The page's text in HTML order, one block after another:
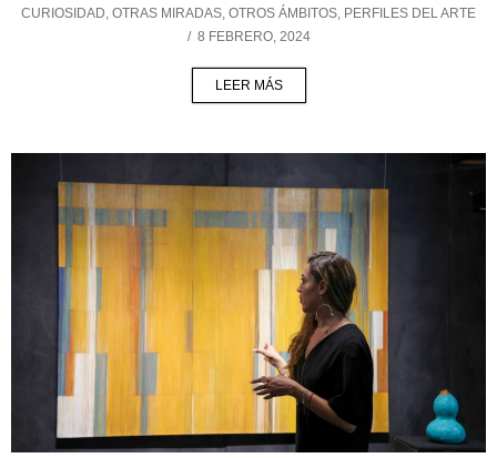
CURIOSIDAD, OTRAS MIRADAS, OTROS ÁMBITOS, PERFILES DEL ARTE
/ 8 FEBRERO, 2024
LEER MÁS